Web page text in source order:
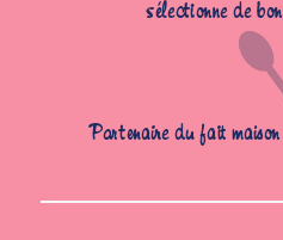
sélectionne de
Partenaire du fait